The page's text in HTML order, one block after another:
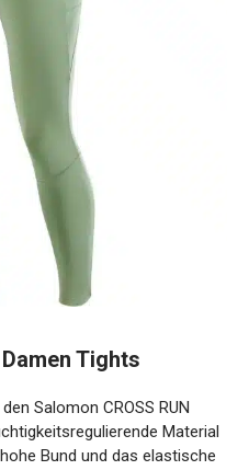
der hohe Bund und das
bieten. Perfekt für jedes